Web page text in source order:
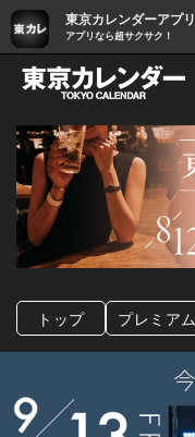
東京カレンダーアプリ
アプリなら超サクサク！
トップ プレミアム